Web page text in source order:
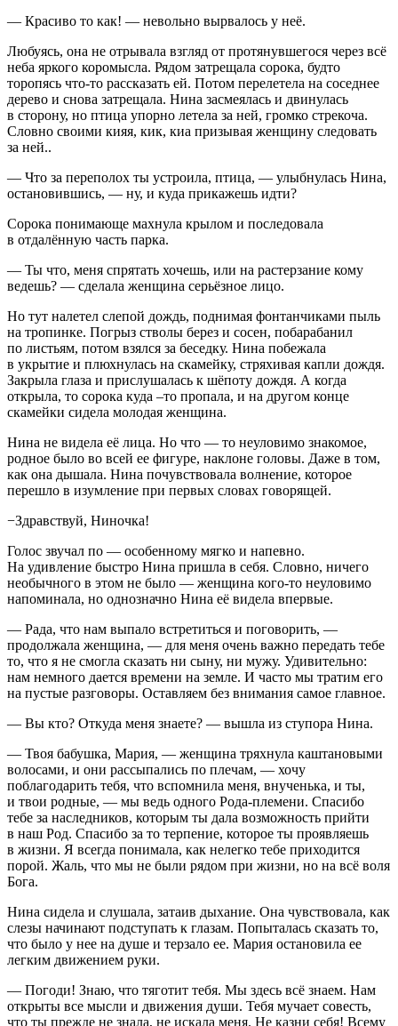
— Красиво то как! — невольно вырвалось у неё.
Любуясь, она не отрывала взгляд от протянувшегося через всё
неба яркого коромысла. Рядом затрещала сорока, будто
торопясь что-то рассказать ей. Потом перелетела на соседнее
дерево и снова затрещала. Нина засмеялась и двинулась
в сторону, но птица упорно летела за ней, громко стрекоча.
Словно своими кияя, кик, киа призывая женщину следовать
за ней..
— Что за переполох ты устроила, птица, — улыбнулась Нина,
остановившись, — ну, и куда прикажешь идти?
Сорока понимающе махнула крылом и последовала
в отдалённую часть парка.
— Ты что, меня спрятать хочешь, или на растерзание кому
ведешь? — сделала женщина серьёзное лицо.
Но тут налетел слепой дождь, поднимая фонтанчиками пыль
на тропинке. Погрыз стволы берез и сосен, побарабанил
по листьям, потом взялся за беседку. Нина побежала
в укрытие и плюхнулась на скамейку, стряхивая капли дождя.
Закрыла глаза и прислушалась к шёпоту дождя. А когда
открыла, то сорока куда –то пропала, и на другом конце
скамейки сидела молодая женщина.
Нина не видела её лица. Но что — то неуловимо знакомое,
родное было во всей ее фигуре, наклоне головы. Даже в том,
как она дышала. Нина почувствовала волнение, которое
перешло в изумление при первых словах говорящей.
−Здравствуй, Ниночка!
Голос звучал по — особенному мягко и напевно.
На удивление быстро Нина пришла в себя. Словно, ничего
необычного в этом не было — женщина кого-то неуловимо
напоминала, но однозначно Нина её видела впервые.
— Рада, что нам выпало встретиться и поговорить, —
продолжала женщина, — для меня очень важно передать тебе
то, что я не смогла сказать ни сыну, ни мужу. Удивительно:
нам немного дается времени на земле. И часто мы тратим его
на пустые разговоры. Оставляем без внимания самое главное.
— Вы кто? Откуда меня знаете? — вышла из ступора Нина.
— Твоя бабушка, Мария, — женщина тряхнула каштановыми
волосами, и они рассыпались по плечам, — хочу
поблагодарить тебя, что вспомнила меня, внученька, и ты,
и твои родные, — мы ведь одного Рода-племени. Спасибо
тебе за наследников, которым ты дала возможность прийти
в наш Род. Спасибо за то терпение, которое ты проявляешь
в жизни. Я всегда понимала, как нелегко тебе приходится
порой. Жаль, что мы не были рядом при жизни, но на всё воля
Бога.
Нина сидела и слушала, затаив дыхание. Она чувствовала, как
слезы начинают подступать к глазам. Попыталась сказать то,
что было у нее на душе и терзало ее. Мария остановила ее
легким движением руки.
— Погоди! Знаю, что тяготит тебя. Мы здесь всё знаем. Нам
открыты все мысли и движения души. Тебя мучает совесть,
что ты прежде не знала, не искала меня. Не казни себя! Всему